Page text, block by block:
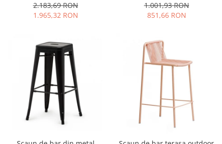
2.183,69 RON
1.965,32 RON
1.001,93 RON
851,66 RON